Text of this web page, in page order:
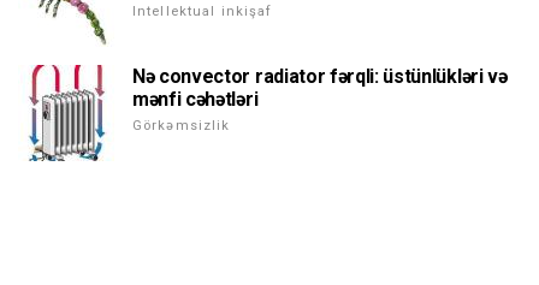
Intellektual inkişaf
Nə convector radiator fərqli: üstünlükləri və
mənfi cəhətləri
Görkəmsizlik